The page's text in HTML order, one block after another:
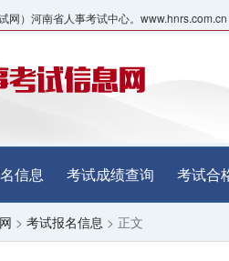
网）河南省人事考试中心。www.hnrs.com.cn
信息 考试成绩查询 考试合
> 考试报名信息 > 正文